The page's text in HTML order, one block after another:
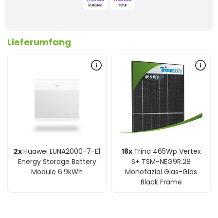
Lieferumfang
2xHuawei LUNA2000-7-E1
Energy Storage Battery
Module 6.9kWh
18x Trina 465Wp Vertex
S+ TSM-NEG9R.28
Monofazial Glas-Glas
Black Frame